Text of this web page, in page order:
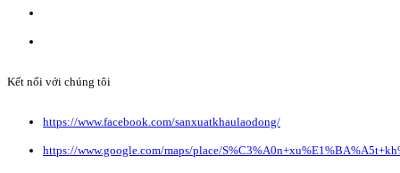
Kết nối với chúng tôi
https://www.facebook.com/sanxuatkhaulaodong/
https://www.google.com/maps/place/